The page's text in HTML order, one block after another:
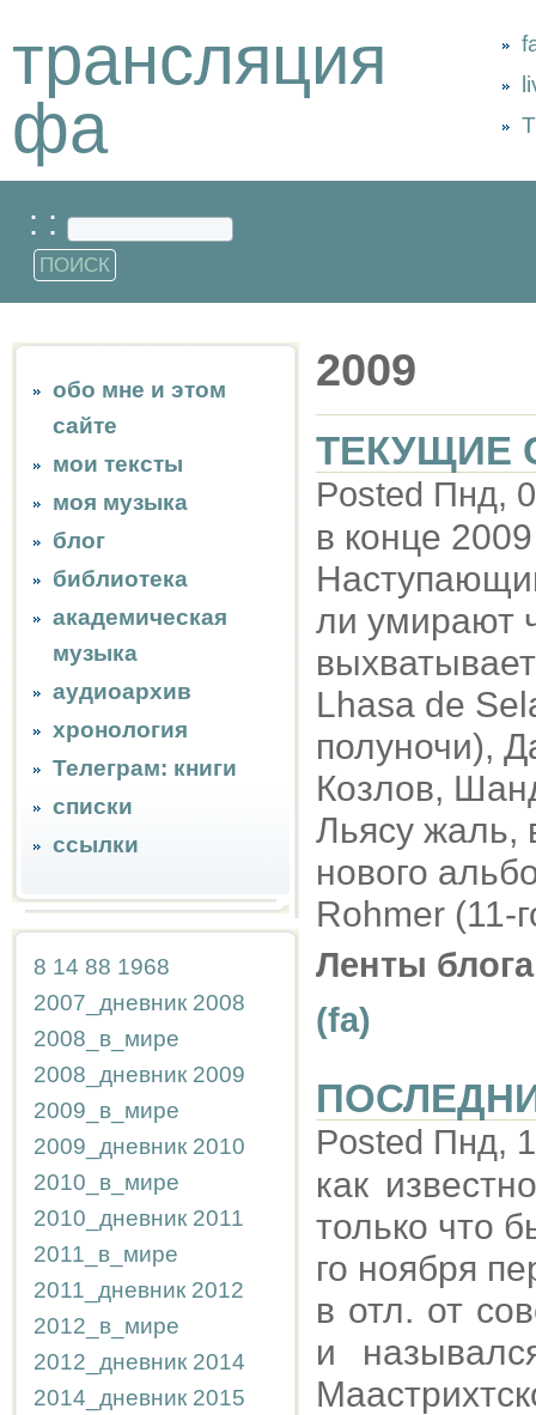
трансляция
фа
: :
обо мне и этом
сайте
мои тексты
моя музыка
блог
библиотека
академическая
музыка
аудиоархив
хронология
Телеграм: книги
списки
ссылки
8 14 88 1968
2007_дневник 2008
2008_в_мире
2008_дневник 2009
2009_в_мире
2009_дневник 2010
2010_в_мире
2010_дневник 2011
2011_в_мире
2011_дневник 2012
2012_в_мире
2012_дневник 2014
2014_дневник 2015
2009
ТЕКУЩИЕ
Posted Пнд,
в конце
ли умирают
Lhasa de
полуночи),
Козлов,
Льясу жаль,
нового
Rohmer (11-
Ленты
(fa)
Posted Пнд,
как
только что
го ноября
в отл. от
и